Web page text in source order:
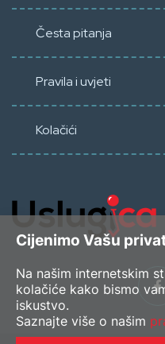
Česta pitanja
Pravila i uvjeti
Kolačići
Cijenimo Vašu
Na našim internetskim
kolačiće kako bismo
iskustvo.
Saznajte više o našim